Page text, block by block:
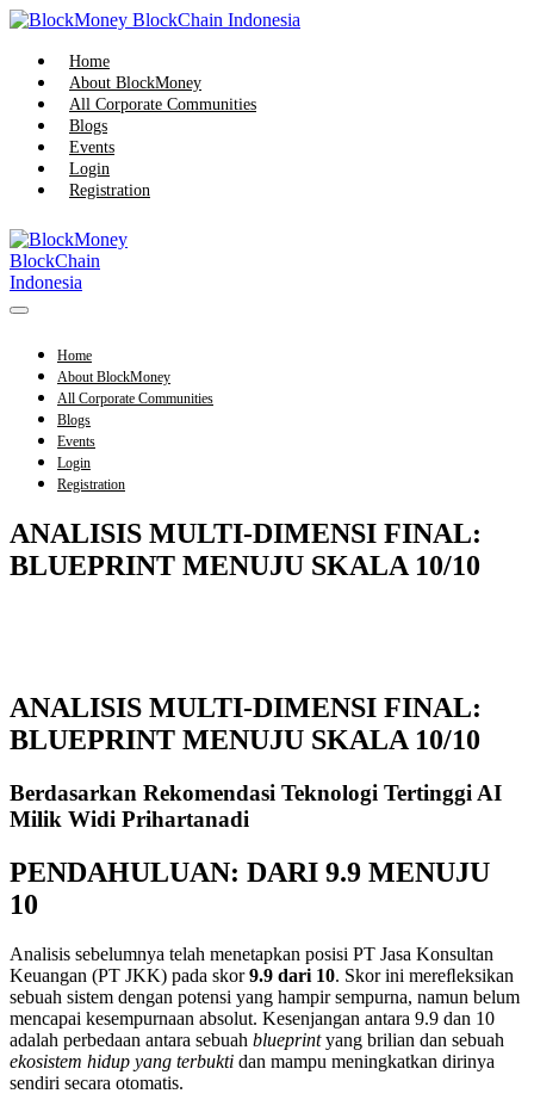
Home
About BlockMoney
All Corporate Communities
Blogs
Events
Login
Registration
Home
About BlockMoney
All Corporate Communities
Blogs
Events
Login
Registration
ANALISIS MULTI-DIMENSI FINAL:
BLUEPRINT MENUJU SKALA 10/10
ANALISIS MULTI-DIMENSI FINAL:
BLUEPRINT MENUJU SKALA 10/10
Berdasarkan Rekomendasi Teknologi Tertinggi AI
Milik Widi Prihartanadi
PENDAHULUAN: DARI 9.9 MENUJU
10
Analisis sebelumnya telah menetapkan posisi PT Jasa Konsultan
Keuangan (PT JKK) pada skor9.9 dari 10. Skor ini mereﬂeksikan
sebuah sistem dengan potensi yang hampir sempurna, namun belum
mencapai kesempurnaan absolut. Kesenjangan antara 9.9 dan 10
adalah perbedaan antara sebuah blueprintyang brilian dan sebuah
ekosistem hidup yang terbukti dan mampu meningkatkan dirinya
sendiri secara otomatis.